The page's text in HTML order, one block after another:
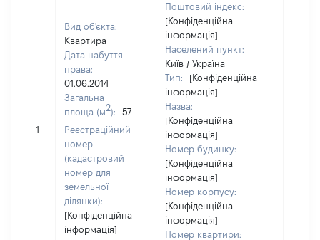
1
Вид об'єкта:
Квартира
Дата набуття
права:
01.06.2014
Загальна
площа (м2):
57
Реєстраційний
номер
(кадастровий
номер для
земельної
ділянки):
[Конфіденційна
інформація]
Поштовий індекс:
[Конфіденційна
інформація]
Населений пункт:
Київ / Україна
Тип:
[Конфіденційна
інформація]
Назва:
[Конфіденційна
інформація]
Номер будинку:
[Конфіденційна
інформація]
Номер корпусу:
[Конфіденційна
інформація]
Номер квартири: